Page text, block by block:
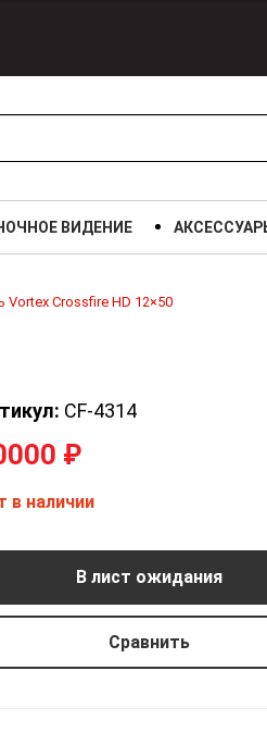
ВИДЕНИЕ
Vortex Crossfire HD 12×50
CF-4314
₽
в наличии
В лист ожидания
Сравнить